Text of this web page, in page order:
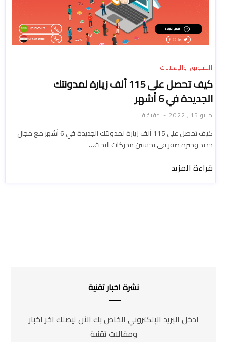
التسويق والإعلانات
كيف تحصل على 115 ألف زيارة لمدونتك
الجديدة في 6 أشهر
مايو 15, 2022 دقيقة
كيف تحصل على 115 ألف زيارة لمدونتك الجديدة في 6 أشهر مع مجال
جديد وخبرة صفر في تحسين محركات البحث…
قراءة المزيد
نشرة اخبار تقنية
ادخل البريد الإلكتروني الخاص بك الأن ليصلك اخر اخبار
ومقالات تقنية